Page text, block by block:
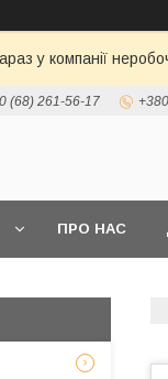
у компанії
(68) 261-56-17
ПРО НАС